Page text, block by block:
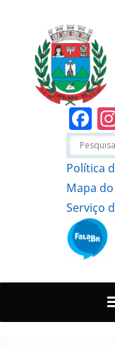
Política
Mapa
Serviço